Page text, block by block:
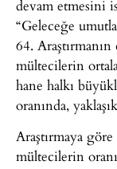
devam etmesini
“Geleceğe
64.
mültecilerin
hane halkı
oranında,
Araştırmaya
mültecilerin